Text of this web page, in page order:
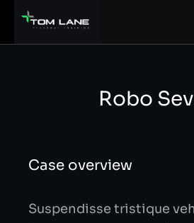
Robo
Case overview
Suspendisse tristique